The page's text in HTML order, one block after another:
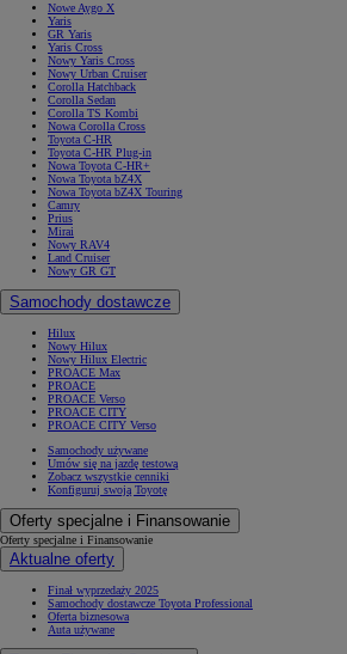
Nowe Aygo X
Yaris
GR Yaris
Yaris Cross
Nowy Yaris Cross
Nowy Urban Cruiser
Corolla Hatchback
Corolla Sedan
Corolla TS Kombi
Nowa Corolla Cross
Toyota C-HR
Toyota C-HR Plug-in
Nowa Toyota C-HR+
Nowa Toyota bZ4X
Nowa Toyota bZ4X Touring
Camry
Prius
Mirai
Nowy RAV4
Land Cruiser
Nowy GR GT
Samochody dostawcze
Hilux
Nowy Hilux
Nowy Hilux Electric
PROACE Max
PROACE
PROACE Verso
PROACE CITY
PROACE CITY Verso
Samochody używane
Umów się na jazdę testową
Zobacz wszystkie cenniki
Konfiguruj swoją Toyotę
Oferty specjalne i Finansowanie
Oferty specjalne i Finansowanie
Aktualne oferty
Finał wyprzedaży 2025
Samochody dostawcze Toyota Professional
Oferta biznesowa
Auta używane